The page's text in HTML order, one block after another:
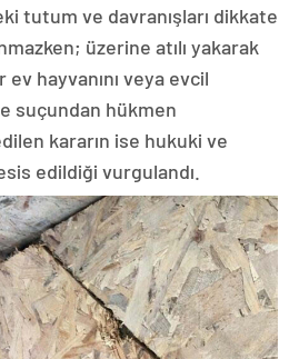
tutum ve davranışları dikkate
üzerine atılı yakarak
hayvanını veya evcil
suçundan hükmen
kararın ise hukuki ve
edildiği vurgulandı.